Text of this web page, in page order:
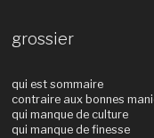
grossier
qui est sommaire
contraire aux bonnes
qui manque de culture
qui manque de finesse